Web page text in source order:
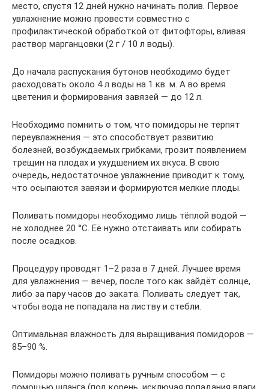
место, спустя 12 дней нужно начинать полив. Первое
увлажнение можно провести совместно с
профилактической обработкой от фитофторы, вливая
раствор марганцовки (2 г / 10 л воды).
До начала распускания бутонов необходимо будет
расходовать около 4 л воды на 1 кв. м. А во время
цветения и формирования завязей — до 12 л.
Необходимо помнить о том, что помидоры не терпят
переувлажнения — это способствует развитию
болезней, возбуждаемых грибками, грозит появлением
трещин на плодах и ухудшением их вкуса. В свою
очередь, недостаточное увлажнение приводит к тому,
что осыпаются завязи и формируются мелкие плоды.
Поливать помидоры необходимо лишь тёплой водой —
не холоднее 20 °C. Её нужно отстаивать или собирать
после осадков.
Процедуру проводят 1–2 раза в 7 дней. Лучшее время
для увлажнения — вечер, после того как зайдёт солнце,
либо за пару часов до заката. Поливать следует так,
чтобы вода не попадала на листву и стебли.
Оптимальная влажность для выращивания помидоров —
85–90 %.
Помидоры можно поливать ручным способом — с